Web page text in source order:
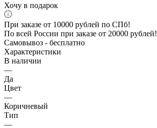
Хочу в подарок
При заказе от 10000 рублей по СПб!
По всей России при заказе от 20000 рублей!
Самовывоз - бесплатно
Характеристики
В наличии
—
Да
Цвет
—
Коричневый
Тип
—